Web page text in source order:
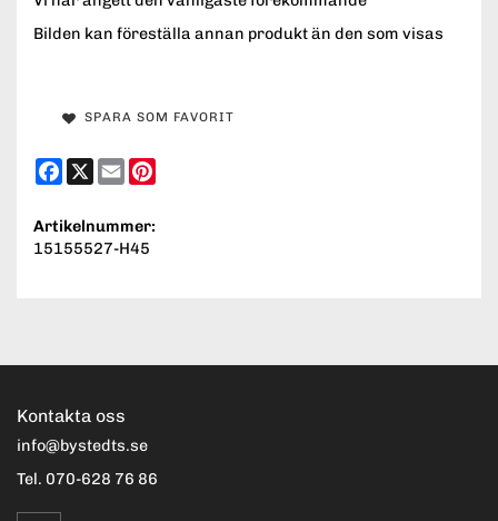
Bilden kan föreställa annan produkt än den som visas
SPARA SOM FAVORIT
Facebook
X Email
Artikelnummer:
15155527-H45
Kontakta oss
info@bystedts.se
Tel. 070-628 76 86